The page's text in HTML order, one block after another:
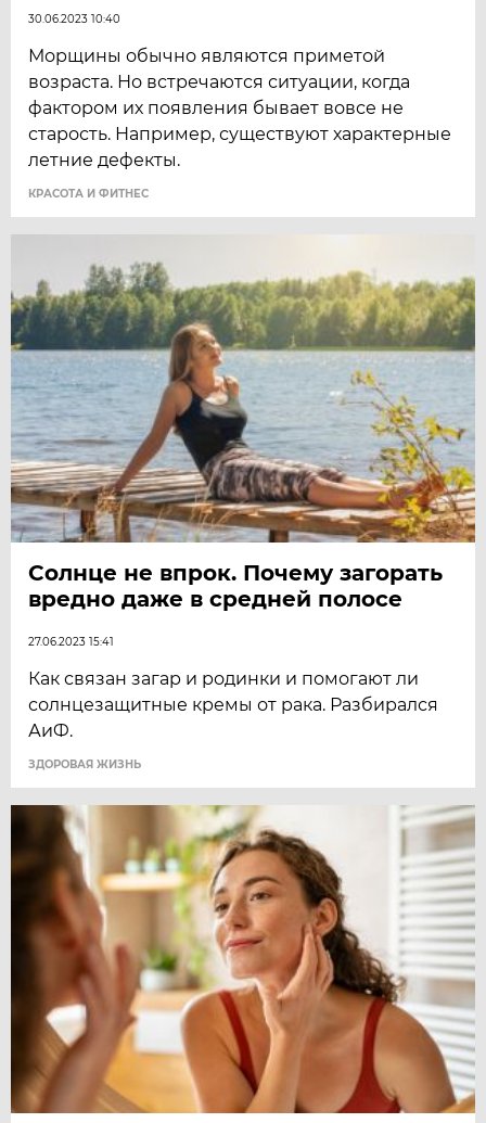
30.06.2023 10:40
Морщины обычно являются приметой
возраста. Но встречаются ситуации, когда
фактором их появления бывает вовсе не
старость. Например, существуют характерные
летние дефекты.
КРАСОТА И ФИТНЕС
Солнце не впрок. Почему загорать
вредно даже в средней полосе
27.06.2023 15:41
Как связан загар и родинки и помогают ли
солнцезащитные кремы от рака. Разбирался
АиФ.
ЗДОРОВАЯ ЖИЗНЬ